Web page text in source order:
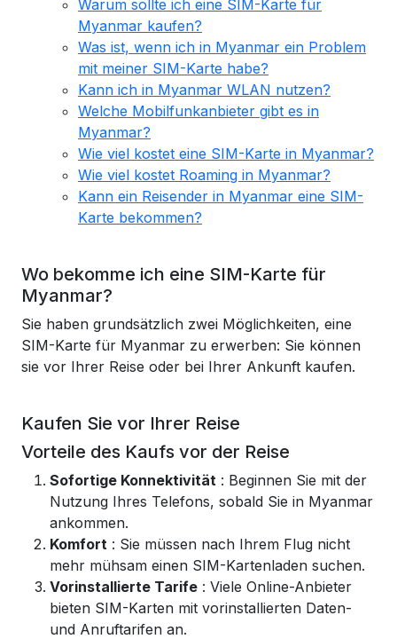
Warum sollte ich eine SIM-Karte für
Myanmar kaufen?
Was ist, wenn ich in Myanmar ein Problem
mit meiner SIM-Karte habe?
Kann ich in Myanmar WLAN nutzen?
Welche Mobilfunkanbieter gibt es in
Myanmar?
Wie viel kostet eine SIM-Karte in Myanmar?
Wie viel kostet Roaming in Myanmar?
Kann ein Reisender in Myanmar eine SIM-
Karte bekommen?
Wo bekomme ich eine SIM-Karte für
Myanmar?
Sie haben grundsätzlich zwei Möglichkeiten, eine
SIM-Karte für Myanmar zu erwerben: Sie können
sie vor Ihrer Reise oder bei Ihrer Ankunft kaufen.
Kaufen Sie vor Ihrer Reise
Vorteile des Kaufs vor der Reise
Sofortige Konnektivität : Beginnen Sie mit der
Nutzung Ihres Telefons, sobald Sie in Myanmar
ankommen.
Komfort : Sie müssen nach Ihrem Flug nicht
mehr mühsam einen SIM-Kartenladen suchen.
Vorinstallierte Tarife : Viele Online-Anbieter
bieten SIM-Karten mit vorinstallierten Daten-
und Anruftarifen an.